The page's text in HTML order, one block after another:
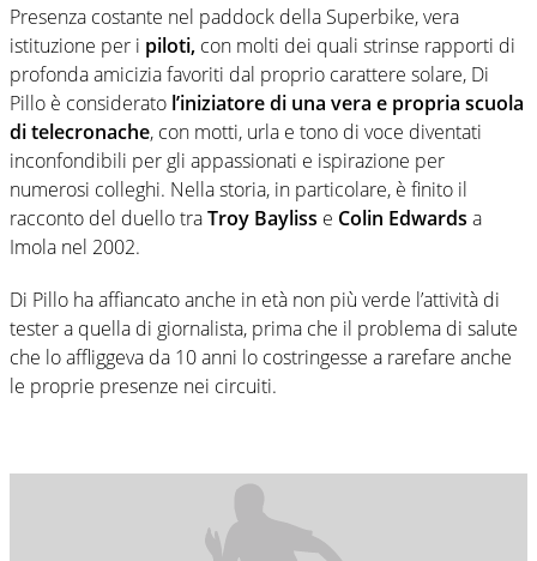
Presenza costante nel paddock della Superbike, vera
istituzione per i piloti, con molti dei quali strinse rapporti di
profonda amicizia favoriti dal proprio carattere solare, Di
Pillo è considerato l’iniziatore di una vera e propria scuola
di telecronache, con motti, urla e tono di voce diventati
inconfondibili per gli appassionati e ispirazione per
numerosi colleghi. Nella storia, in particolare, è finito il
racconto del duello traTroy Bayliss e Colin Edwards a
Imola nel 2002.
Di Pillo ha affiancato anche in età non più verde l’attività di
tester a quella di giornalista, prima che il problema di salute
che lo affliggeva da 10 anni lo costringesse a rarefare anche
le proprie presenze nei circuiti.